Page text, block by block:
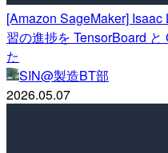
[Amazon SageMaker]
習の進捗を TensorBoard
た
SIN@製造BT部
2026.05.07